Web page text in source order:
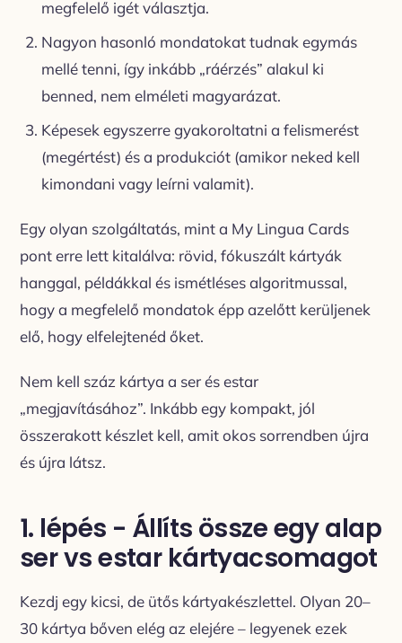
megfelelő igét választja.
Nagyon hasonló mondatokat tudnak egymás
mellé tenni, így inkább „ráérzés” alakul ki
benned, nem elméleti magyarázat.
Képesek egyszerre gyakoroltatni a felismerést
(megértést) és a produkciót (amikor neked kell
kimondani vagy leírni valamit).
Egy olyan szolgáltatás, mint a My Lingua Cards
pont erre lett kitalálva: rövid, fókuszált kártyák
hanggal, példákkal és ismétléses algoritmussal,
hogy a megfelelő mondatok épp azelőtt kerüljenek
elő, hogy elfelejtenéd őket.
Nem kell száz kártya a ser és estar
„megjavításához”. Inkább egy kompakt, jól
összerakott készlet kell, amit okos sorrendben újra
és újra látsz.
1. lépés - Állíts össze egy alap
ser vs estar kártyacsomagot
Kezdj egy kicsi, de ütős kártyakészlettel. Olyan 20–
30 kártya bőven elég az elejére – legyenek ezek